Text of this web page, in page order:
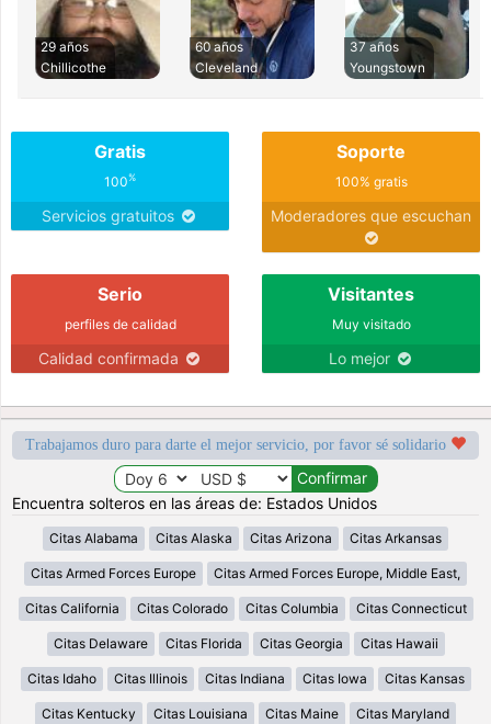
29 años
Chillicothe
60 años
Cleveland
37 años
Youngstown
Gratis
100%
Servicios gratuitos
Soporte
100% gratis
Moderadores que escuchan
Serio
perfiles de calidad
Calidad confirmada
Visitantes
Muy visitado
Lo mejor
Trabajamos duro para darte el mejor servicio, por favor sé solidario
Encuentra solteros en las áreas de: Estados Unidos
Citas Alabama Citas Alaska Citas Arizona Citas Arkansas
Citas Armed Forces Europe Citas Armed Forces Europe, Middle East,
Citas California Citas Colorado Citas Columbia Citas Connecticut
Citas Delaware Citas Florida Citas Georgia Citas Hawaii
Citas Idaho Citas Illinois Citas Indiana Citas Iowa Citas Kansas
Citas Kentucky Citas Louisiana Citas Maine Citas Maryland